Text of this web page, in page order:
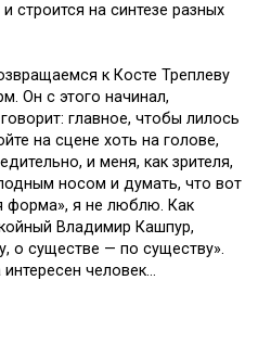
строится на синтезе разных
к Косте Треплеву
Он с этого начинал,
главное, чтобы лилось
на сцене хоть на голове,
и меня, как зрителя,
носом и думать, что вот
форма», я не люблю. Как
Владимир Кашпур,
о существе — по существу».
человек…